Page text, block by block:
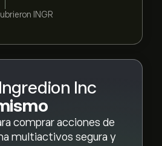
INGR
Inc
comprar acciones de
multiactivos segura y